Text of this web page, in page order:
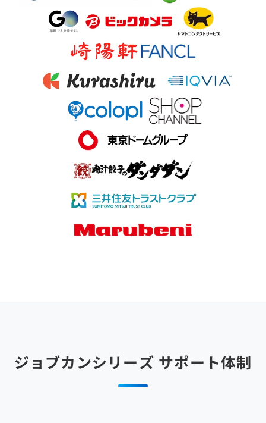
ジョブカンシリーズ サポート体制